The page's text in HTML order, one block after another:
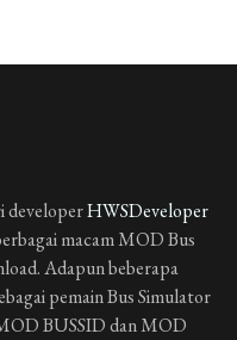
developerHWSDeveloper
macam MOD Bus
Adapun beberapa
pemain Bus Simulator
BUSSID dan MOD